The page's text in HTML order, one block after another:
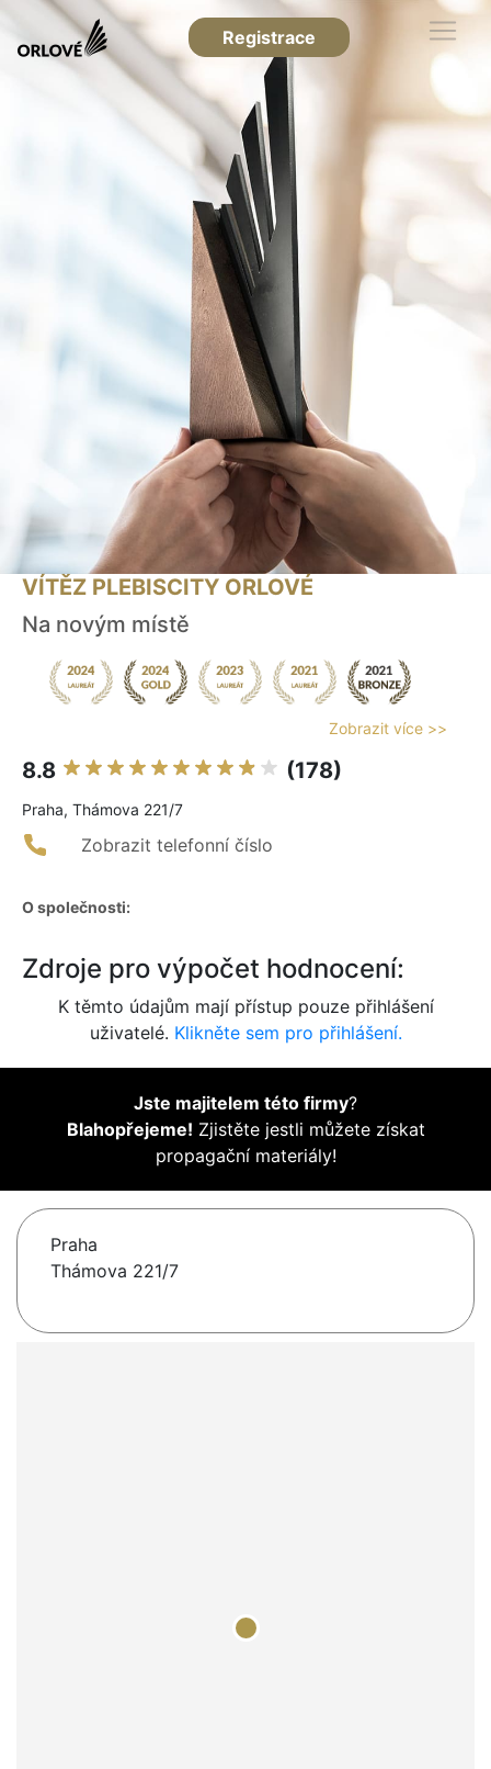
Registrace
VÍTĚZ PLEBISCITY ORLOVÉ
Na novým místě
Zobrazit více >>
8.8 (178)
Praha, Thámova 221/7
Zobrazit telefonní číslo
O společnosti:
Zdroje pro výpočet hodnocení:
K těmto údajům mají přístup pouze přihlášení
uživatelé. Klikněte sem pro přihlášení.
Jste majitelem této firmy?
Blahopřejeme! Zjistěte jestli můžete získat
propagační materiály!
Praha
Thámova 221/7